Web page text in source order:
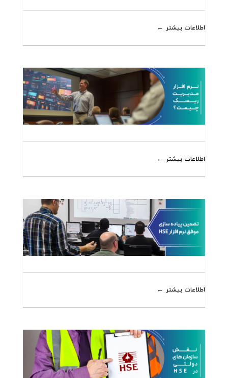
اطلاعات بیشتر
اطلاعات بیشتر
اطلاعات بیشتر